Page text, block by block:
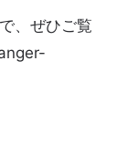
、ぜひご覧